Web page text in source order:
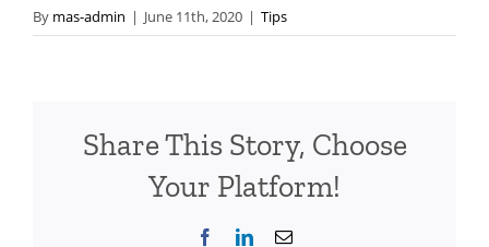
By mas-admin | June 11th, 2020 | Tips
Share This Story, Choose
Your Platform!
FacebookLinkedInEmail